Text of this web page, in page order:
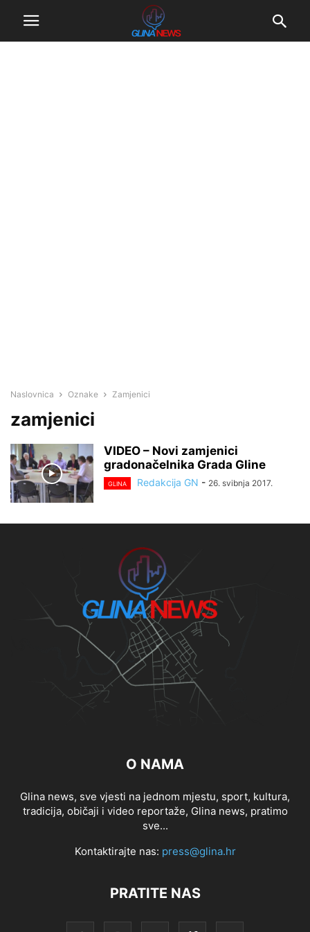
Naslovnica Oznake Zamjenici
zamjenici
VIDEO – Novi zamjenici
gradonačelnika Grada Gline
GLINA Redakcija GN - 26. svibnja 2017.
O NAMA
Glina news, sve vjesti na jednom mjestu, sport, kultura,
tradicija, običaji i video reportaže, Glina news, pratimo
sve...
Kontaktirajte nas: press@glina.hr
PRATITE NAS